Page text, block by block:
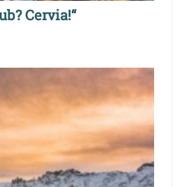
Cervia!“